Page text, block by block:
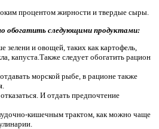
процентом жирности и твердые сыры.
обогатить следующими продуктами:
зелени и овощей, таких как картофель,
капуста.Также следует обогатить рацион
морской рыбе, в рационе также
И отдать предпочтение
кишечным трактом, как можно чаще